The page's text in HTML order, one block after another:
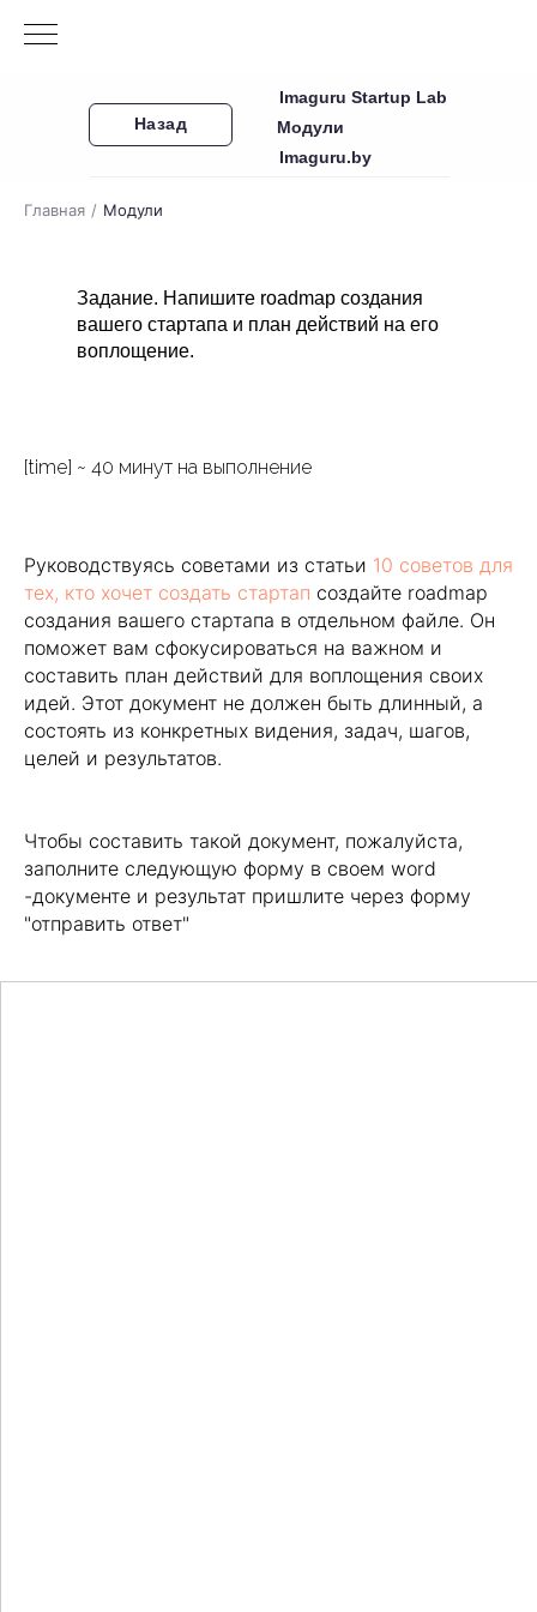
Imaguru Startup Lab
Назад
Модули
Imaguru.by
Главная / Модули
Задание. Напишите roadmap создания
вашего стартапа и план действий на его
воплощение.
[time] ~ 40 минут на выполнение
Руководствуясь советами из статьи 10 советов для
тех, кто хочет создать стартап создайте roadmap
создания вашего стартапа в отдельном файле. Он
поможет вам сфокусироваться на важном и
составить план действий для воплощения своих
идей. Этот документ не должен быть длинный, а
состоять из конкретных видения, задач, шагов,
целей и результатов.
Чтобы составить такой документ, пожалуйста,
заполните следующую форму в своем word
-документе и результат пришлите через форму
"отправить ответ"